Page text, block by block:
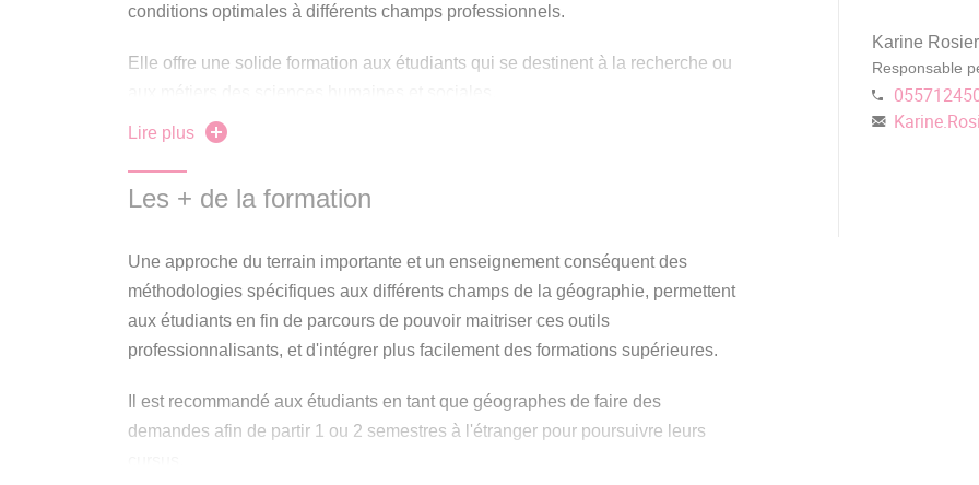
conditions optimales à différents champs professionnels.
Elle offre une solide formation aux étudiants qui se destinent à la recherche ou
Ce parcours GspDT permet à travers sa spécialité d'approfondir le concept de
"développement" et d'étudier le rôle des acteurs, l'évolution des territoires et les
modèles économiques.
Cette licence apporte aux étudiants les bases fondamentales à la
compréhension des sciences humaines et sociales, afin de mieux comprendre
les identités individuelles et collectives, la gestion de notre monde actuel et
futur, de l’échelle locale à l’échelle globale.
A la fin de sa formation, l’étudiant aura acquis les compétences suivantes : être
capable de problématiser et d’argumenter un raisonnement ; maîtriser des
Lire plus
Les + de la formation
Une approche du terrain importante et un enseignement conséquent des
méthodologies spécifiques aux différents champs de la géographie, permettent
aux étudiants en fin de parcours de pouvoir maitriser ces outils
professionnalisants, et d'intégrer plus facilement des formations supérieures.
Il est recommandé aux étudiants en tant que géographes de faire des
demandes afin de partir 1 ou 2 semestres à l'étranger pour poursuivre leurs
Karine Rosier
Responsable